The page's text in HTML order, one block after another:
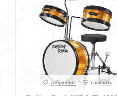
избранное сравнить